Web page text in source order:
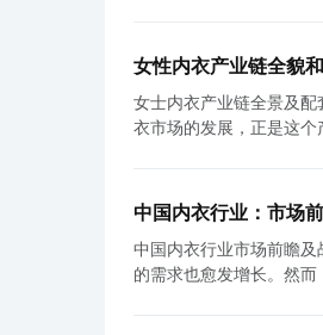
伪劣商品、售后服务不完善等，这给消费者带
息化发展的痛点之一。
一些企业和平台对于数
信息化的信任和积极参与。 面对以上问题和痛点，中国服装行业需要采取一系列的措施来推进信息化发展。 首先，
入到电商平台中。同时，电商平
的信息化供需规模已经
设，可以推动中国服装
智能仓储系统可以自动化完成服装生产的
管理涉及到原材料采购
物联网技术可以实现对原材料的追溯，提高供
者习惯于在网上购物。
的产品和服务。而消费者也可
及到的数据，主要来源包括企业内部数据
据。例如，企业可以通
以通过用户调研和问卷调查等方式收集关
女性内衣产业链全貌
女士内衣产业链全景及配套产业发展 随着时代的发展和人们对生活品质的要求不断提高，
衣市场的发展，正是这
随着技术的发展，不少面料
制造商，他们根据品牌
和款式与品牌的定位相符。
整个产业链中最有话语
中国内衣行业：市场
中国内衣行业市场前瞻及战略布局策略建议 近年来，中国内衣行业市场呈
的需求也愈发增长。然而